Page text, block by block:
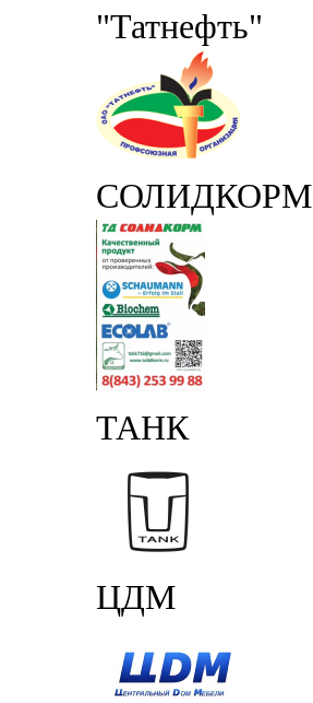
"Татнефть"
СОЛИДКОРМ
ТАНК
ЦДМ